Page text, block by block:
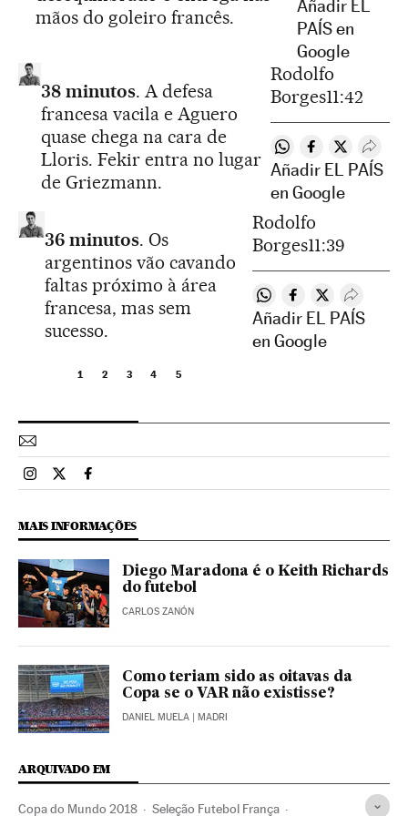
mãos do goleiro francês.
Añadir EL
PAÍS en
Google
38 minutos. A defesa
francesa vacila e Aguero
quase chega na cara de
Lloris. Fekir entra no lugar
de Griezmann.
Rodolfo
Borges11:42
Compartir en
Compartir en
Compartir
Añadir EL PAÍS
en Google
36 minutos. Os
argentinos vão cavando
faltas próximo à área
francesa, mas sem
sucesso.
Rodolfo
Borges11:39
Compartir en
Compartir en
Compartir
Añadir EL PAÍS
en Google
1 2 3 4 5
Esportes El País Brasil en Instagram
Esportes El País Brasil en Twitter
Esportes El País Brasil en Facebook
MAIS INFORMAÇÕES
Diego Maradona é o Keith Richards
do futebol
CARLOS ZANÓN
Como teriam sido as oitavas da
Copa se o VAR não existisse?
DANIEL MUELA | MADRI
ARQUIVADO EM
Copa do Mundo 2018 Seleção Futebol França